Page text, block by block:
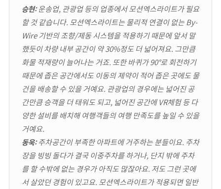
승현: 운송업, 관광업 등의 업종에서 모션엑스라이트가 필요
할 것 같습니다. 모션엑스라이트는 물리적 연결이 없는 By-
Wire 기반의 조향/제동 시스템을 적용하기 때문에 앞서 말
했듯이 차량 내부 공간이 약 30%정도 더 넓어져요. 그만큼
화물 적재량이 늘어나는 거죠. 또한 바퀴가 90°로 회전하기
때문에 좁은 공간에서도 이동의 제약이 적어 좁은 곳에도 물
건을 배송할 수 있을 거예요. 관광업의 경우에는 넓어진 공
간만큼 승객을 더 태워도 되고, 넓어진 공간에 VR체험 등 다
양한 설비를 배치해 여행객들의 여행 만족도를 높일 수 있을
거예요.
동욱:주차공간이 부족한 아파트에 거주하는 분들이요. 주차
장을 빙빙 돌다가 결국 이중주차를 하거나, 단지 밖에 주차
를 할 수밖에 없는 경우가 아직도 많잖아요. 저도 그런 곳에
서 살았던 경험이 있고요. 모션엑스라이트가 적용되면 일반